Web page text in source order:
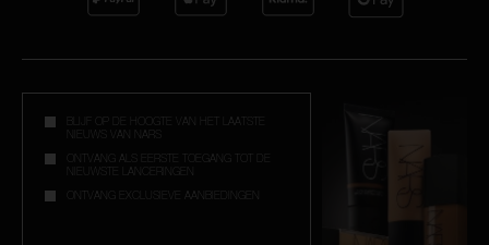
BLIJF OP DE HOOGTE VAN HET LAATSTE
NIEUWS VAN NARS
ONTVANG ALS EERSTE TOEGANG TOT DE
NIEUWSTE LANCERINGEN
ONTVANG EXCLUSIEVE AANBIEDINGEN